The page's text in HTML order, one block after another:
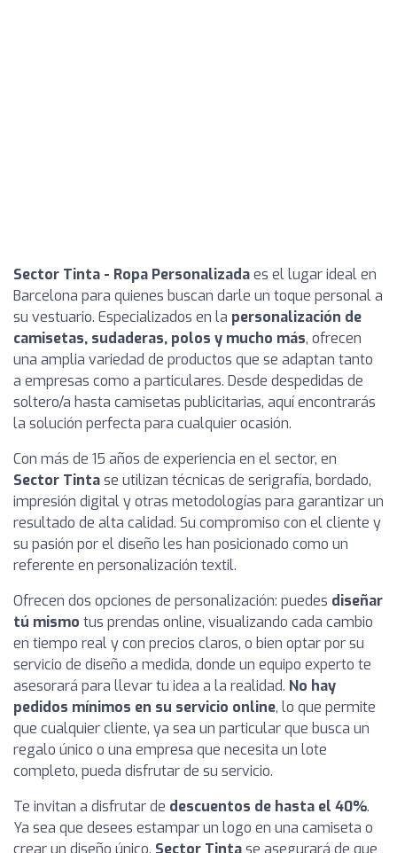
Sector Tinta - Ropa Personalizadaes el lugar ideal en
Barcelona para quienes buscan darle un toque personal a
su vestuario. Especializados en la personalización de
camisetas, sudaderas, polos y mucho más, ofrecen
una amplia variedad de productos que se adaptan tanto
a empresas como a particulares. Desde despedidas de
soltero/a hasta camisetas publicitarias, aquí encontrarás
la solución perfecta para cualquier ocasión.
Con más de 15 años de experiencia en el sector, en
Sector Tintase utilizan técnicas de serigrafía, bordado,
impresión digital y otras metodologías para garantizar un
resultado de alta calidad. Su compromiso con el cliente y
su pasión por el diseño les han posicionado como un
referente en personalización textil.
Ofrecen dos opciones de personalización: puedes diseñar
tú mismo tus prendas online, visualizando cada cambio
en tiempo real y con precios claros, o bien optar por su
servicio de diseño a medida, donde un equipo experto te
asesorará para llevar tu idea a la realidad. No hay
pedidos mínimos en su servicio online, lo que permite
que cualquier cliente, ya sea un particular que busca un
regalo único o una empresa que necesita un lote
completo, pueda disfrutar de su servicio.
Te invitan a disfrutar de descuentos de hasta el 40%.
Ya sea que desees estampar un logo en una camiseta o
crear un diseño único, Sector Tintase asegurará de que